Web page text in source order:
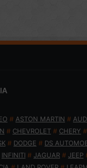
# ASTON MARTIN #
# CHEVROLET # CHERY #
# DODGE # DS
INFINITI # JAGUAR # JEEP